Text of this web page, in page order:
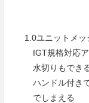
1.0ユニットメ
IGT規格対応
水切りもでき
ハンドル付き
でしまえる